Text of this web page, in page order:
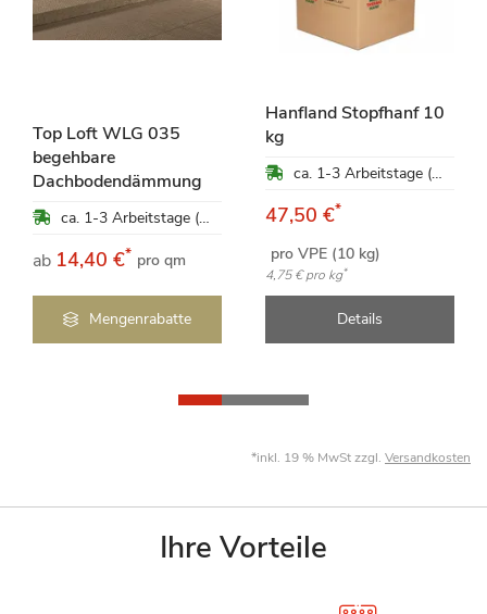
Top Loft WLG 035
begehbare
Dachbodendämmung
ca. 1-3 Arbeitstage (Mo-Fr)
ab 14,40 €* pro qm
Mengenrabatte
Hanfland Stopfhanf 10
kg
ca. 1-3 Arbeitstage (Mo-Fr)
47,50 €*
pro VPE (10 kg)
4,75 €pro kg*
Details
*inkl. 19 % MwSt zzgl. Versandkosten
Ihre Vorteile